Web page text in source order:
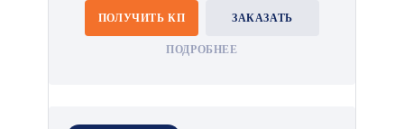
ПОЛУЧИТЬ КП ЗАКАЗАТЬ
ПОДРОБНЕЕ